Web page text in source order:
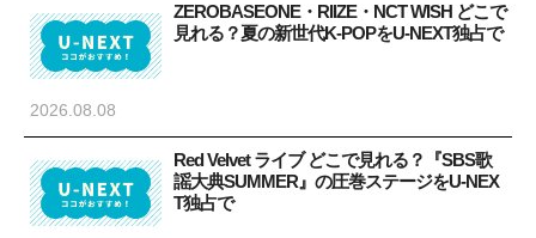
ZEROBASEONE・RIIZE・NCT WISH どこで
見れる？夏の新世代K-POPをU-NEXT独占で
2026.08.08
Red Velvet ライブ どこで見れる？『SBS歌
謡大典SUMMER』の圧巻ステージをU-NEX
T独占で